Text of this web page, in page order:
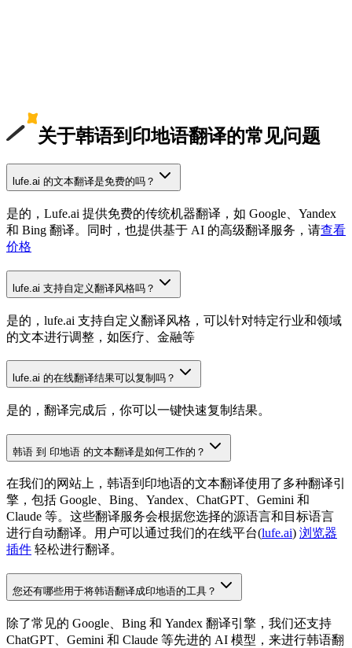
关于韩语到印地语翻译的常见问题
lufe.ai 的文本翻译是免费的吗？
是的，Lufe.ai 提供免费的传统机器翻译，如 Google、Yandex
和 Bing 翻译。同时，也提供基于 AI 的高级翻译服务，请查看
价格
lufe.ai 支持自定义翻译风格吗？
是的，lufe.ai 支持自定义翻译风格，可以针对特定行业和领域
的文本进行调整，如医疗、金融等
lufe.ai 的在线翻译结果可以复制吗？
是的，翻译完成后，你可以一键快速复制结果。
韩语 到 印地语 的文本翻译是如何工作的？
在我们的网站上，韩语到印地语的文本翻译使用了多种翻译引
擎，包括 Google、Bing、Yandex、ChatGPT、Gemini 和
Claude 等。这些翻译服务会根据您选择的源语言和目标语言
进行自动翻译。用户可以通过我们的在线平台(lufe.ai) 浏览器
插件 轻松进行翻译。
您还有哪些用于将韩语翻译成印地语的工具？
除了常见的 Google、Bing 和 Yandex 翻译引擎，我们还支持
ChatGPT、Gemini 和 Claude 等先进的 AI 模型，来进行韩语翻